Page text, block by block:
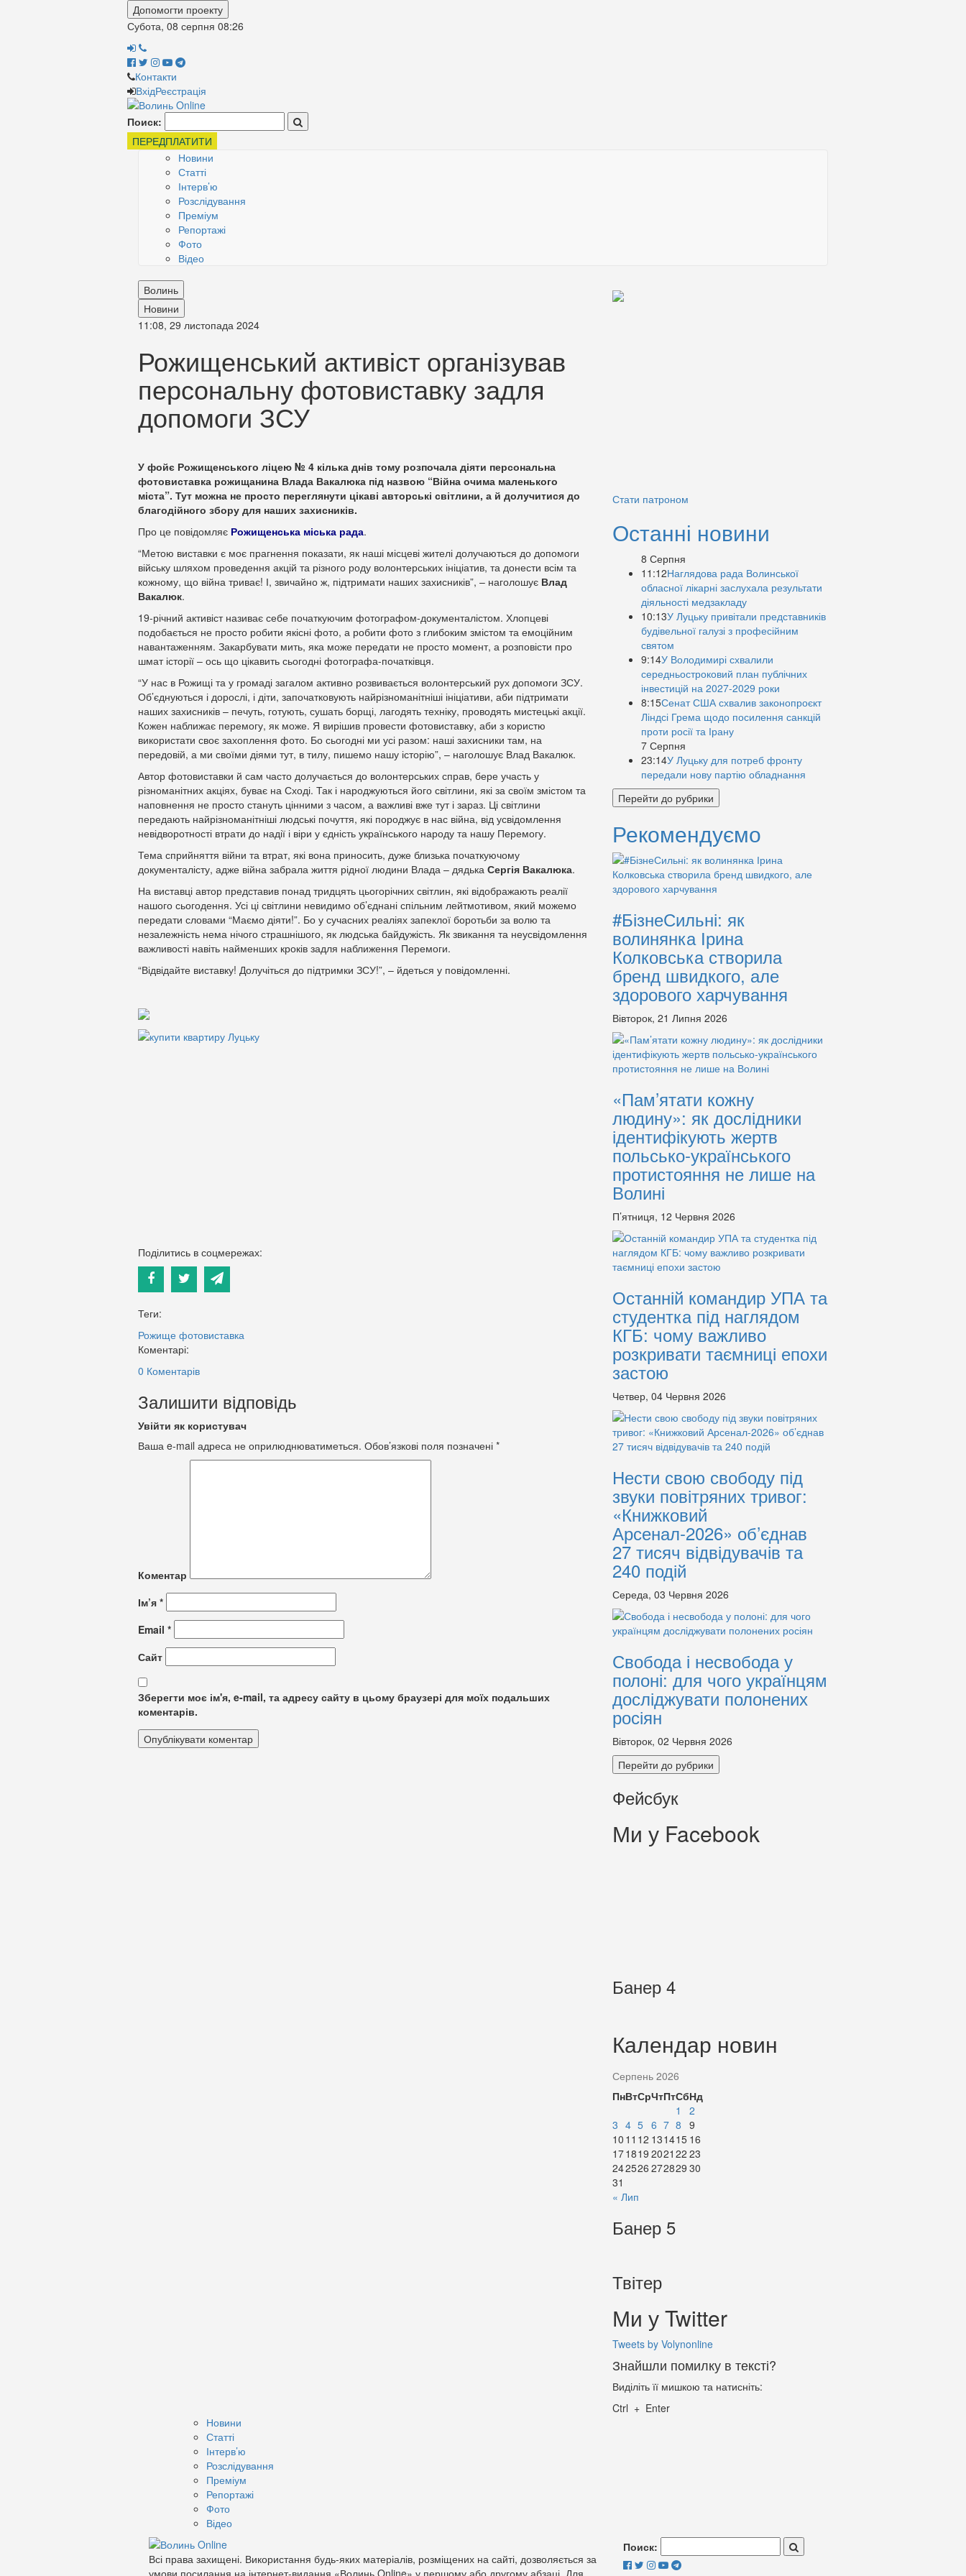
Допомогти проекту
Субота, 08 серпня 08:26
Контакти
ВхідРеєстрація
Поиск:
ПЕРЕДПЛАТИТИ
Новини
Статті
Інтерв’ю
Розслідування
Преміум
Репортажі
Фото
Відео
Волинь
Новини
11:08, 29 листопада 2024
Рожищенський активіст організував
персональну фотовиставку задля
допомоги ЗСУ
У фойє Рожищенського ліцею № 4 кілька днів тому розпочала діяти персональна
фотовиставка рожищанина Влада Вакалюка під назвою “Війна очима маленького
міста”. Тут можна не просто переглянути цікаві авторські світлини, а й долучитися до
благодійного збору для наших захисників.
Про це повідомляє Рожищенська міська рада.
“Метою виставки є моє прагнення показати, як наші місцеві жителі долучаються до допомоги
війську шляхом проведення акцій та різного роду волонтерських ініціатив, та донести всім та
кожному, що війна триває! І, звичайно ж, підтримати наших захисників”, – наголошує Влад
Вакалюк.
19-річний активіст називає себе початкуючим фотографом-документалістом. Хлопцеві
подобається не просто робити якісні фото, а робити фото з глибоким змістом та емоційним
навантаженням. Закарбувати мить, яка може передати не просто момент, а розповісти про
шмат історії – ось що цікавить сьогодні фотографа-початківця.
“У нас в Рожищі та у громаді загалом активно розвивається волонтерський рух допомоги ЗСУ.
Об’єднуються і дорослі, і діти, започатковують найрізноманітніші ініціативи, аби підтримати
наших захисників – печуть, готують, сушать борщі, лагодять техніку, проводять мистецькі акції.
Кожен наближає перемогу, як може. Я вирішив провести фотовиставку, аби з користю
використати своє захоплення фото. Бо сьогодні ми усі разом: наші захисники там, на
передовій, а ми своїми діями тут, в тилу, пишемо нашу історію”, – наголошує Влад Вакалюк.
Автор фотовиставки й сам часто долучається до волонтерських справ, бере участь у
різноманітних акціях, буває на Сході. Так і народжуються його світлини, які за своїм змістом та
наповнення не просто стануть цінними з часом, а важливі вже тут і зараз. Ці світлини
передають найрізноманітніші людські почуття, які породжує в нас війна, від усвідомлення
невідворотності втрати до надії і віри у єдність українського народу та нашу Перемогу.
Тема сприйняття війни та втрат, які вона приносить, дуже близька початкуючому
документалісту, адже війна забрала життя рідної людини Влада – дядька Сергія Вакалюка.
На виставці автор представив понад тридцять цьогорічних світлин, які відображають реалії
нашого сьогодення. Усі ці світлини невидимо об’єднані спільним лейтмотивом, який можемо
передати словами “Маємо діяти!”. Бо у сучасних реаліях запеклої боротьби за волю та
незалежність нема нічого страшнішого, як людська байдужість. Як звикання та неусвідомлення
важливості навіть найменших кроків задля наближення Перемоги.
“Відвідайте виставку! Долучіться до підтримки ЗСУ!”, – йдеться у повідомленні.
Поділитись в соцмережах:
Теги:
Рожище фотовиставка
Коментарі:
0 Коментарів
Залишити відповідь
Увійти як користувач
Ваша e-mail адреса не оприлюднюватиметься. Обов’язкові поля позначені *
Коментар
Ім’я *
Email *
Сайт
Зберегти моє ім'я, e-mail, та адресу сайту в цьому браузері для моїх подальших
коментарів.
Стати патроном
Останні новини
8 Серпня
11:12Наглядова рада Волинської
обласної лікарні заслухала результати
діяльності медзакладу
10:13У Луцьку привітали представників
будівельної галузі з професійним
святом
9:14У Володимирі схвалили
середньостроковий план публічних
інвестицій на 2027-2029 роки
8:15Сенат США схвалив законопроєкт
Ліндсі Грема щодо посилення санкцій
проти росії та Ірану
7 Серпня
23:14У Луцьку для потреб фронту
передали нову партію обладнання
Перейти до рубрики
Рекомендуємо
#БізнеСильні: як
волинянка Ірина
Колковська створила
бренд швидкого, але
здорового харчування
Вівторок, 21 Липня 2026
«Пам’ятати кожну
людину»: як дослідники
ідентифікують жертв
польсько-українського
протистояння не лише на
Волині
П’ятниця, 12 Червня 2026
Останній командир УПА та
студентка під наглядом
КГБ: чому важливо
розкривати таємниці епохи
застою
Четвер, 04 Червня 2026
Нести свою свободу під
звуки повітряних тривог:
«Книжковий
Арсенал-2026» об’єднав
27 тисяч відвідувачів та
240 подій
Середа, 03 Червня 2026
Свобода і несвобода у
полоні: для чого українцям
досліджувати полонених
росіян
Вівторок, 02 Червня 2026
Перейти до рубрики
Фейсбук
Ми у Facebook
Банер 4
Календар новин
Серпень 2026
ПнВтСрЧтПтСбНд
1
2
3 4 5 6 7 8 9
10 11 12 131415 16
171819 2021 22 23
242526 272829 30
31
« Лип
Банер 5
Твітер
Ми у Twitter
Tweets by Volynonline
Знайшли помилку в тексті?
Виділіть її мишкою та натисніть:
Ctrl + Enter
Новини
Статті
Інтерв’ю
Розслідування
Преміум
Репортажі
Фото
Відео
Всі права захищені. Використання будь-яких матеріалів, розміщених на сайті, дозволяється за
Поиск: